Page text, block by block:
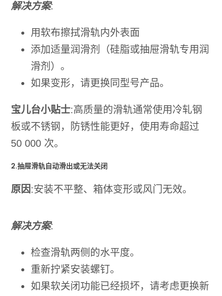
解决方案:
用软布擦拭滑轨内外表面
添加适量润滑剂（硅脂或抽屉滑轨专用润
滑剂）。
如果变形，请更换同型号产品。
宝儿台小贴士:高质量的滑轨通常使用冷轧钢
板或不锈钢，防锈性能更好，使用寿命超过
50 000 次。
2.抽屉滑轨自动滑出或无法关闭
原因:安装不平整、箱体变形或风门无效。
解决方案:
检查滑轨两侧的水平度。
重新拧紧安装螺钉。
如果软关闭功能已经损坏，请考虑更换新